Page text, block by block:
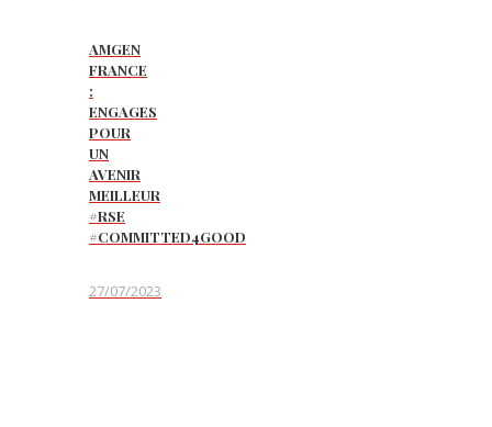
AMGEN
FRANCE
:
ENGAGES
POUR
UN
AVENIR
MEILLEUR
#RSE
#COMMITTED4GOOD
27/07/2023